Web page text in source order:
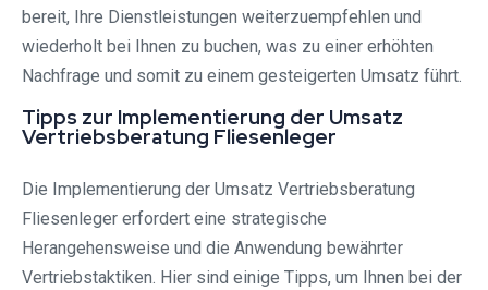
bereit, Ihre Dienstleistungen weiterzuempfehlen und
wiederholt bei Ihnen zu buchen, was zu einer erhöhten
Nachfrage und somit zu einem gesteigerten Umsatz führt.
Tipps zur Implementierung der Umsatz
Vertriebsberatung Fliesenleger
Die Implementierung der Umsatz Vertriebsberatung
Fliesenleger erfordert eine strategische
Herangehensweise und die Anwendung bewährter
Vertriebstaktiken. Hier sind einige Tipps, um Ihnen bei der